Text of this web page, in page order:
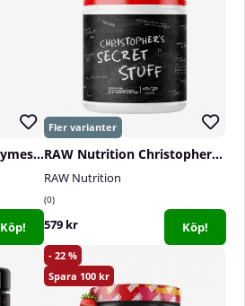
NOW Foods Super Enzymes, 180 caps
Köp!
RAW Nutrition Christopher´s Secret Stuff, 40 serv.
RAW Nutrition
0
579 kr Köp!
22
100